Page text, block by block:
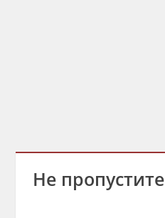
Не пропустите